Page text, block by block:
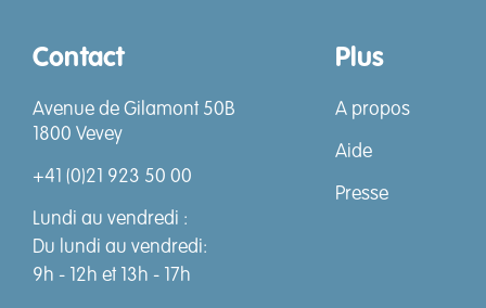
+41 (0)21 923 50 00
Contact
Avenue de Gilamont 50B
1800 Vevey
+41 (0)21 923 50 00
Lundi au vendredi :
Du lundi au vendredi:
9h - 12h et 13h - 17h
Plus
A propos
Aide
Presse